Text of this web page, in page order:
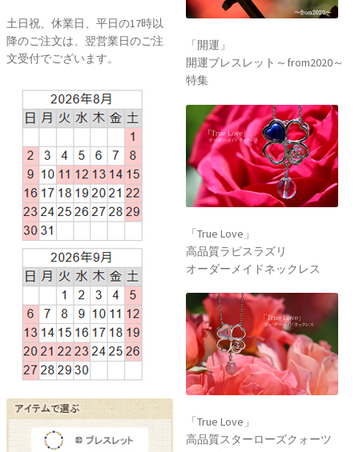
土日祝、休業日、平日の17時以
降のご注文は、翌営業日のご注
文受付でございます。
「開運」
開運ブレスレット～from2020～
特集
「True Love」
高品質ラピスラズリ
オーダーメイドネックレス
「True Love」
高品質スターローズクォーツ